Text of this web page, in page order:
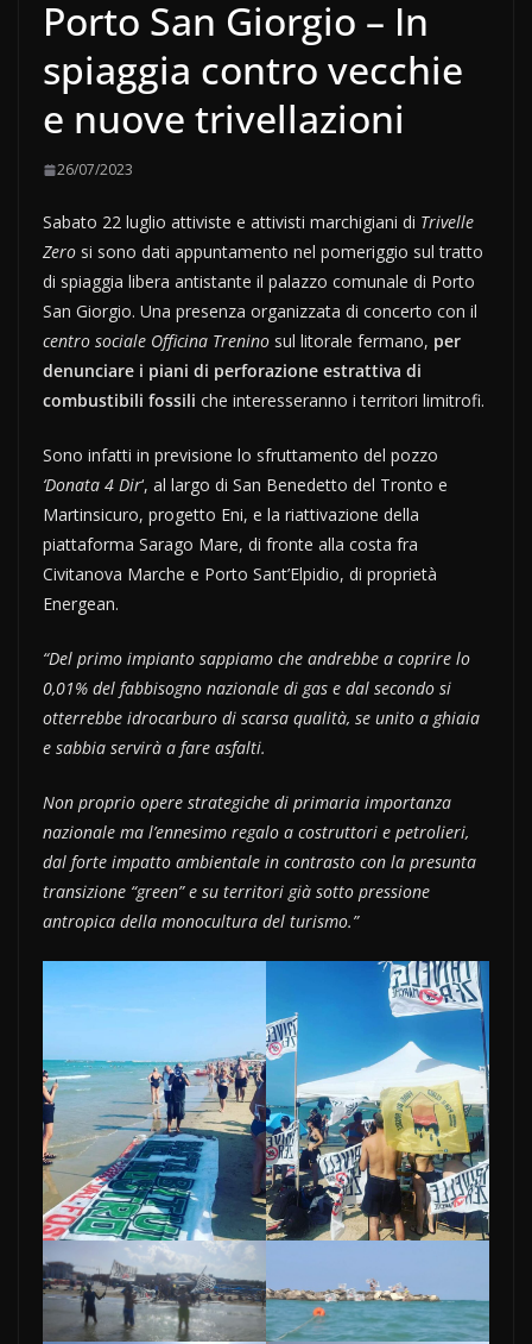
Porto San Giorgio – In
spiaggia contro vecchie
e nuove trivellazioni
26/07/2023
Sabato 22 luglio attiviste e attivisti marchigiani di Trivelle
Zero si sono dati appuntamento nel pomeriggio sul tratto
di spiaggia libera antistante il palazzo comunale di Porto
San Giorgio. Una presenza organizzata di concerto con il
centro sociale Officina Trenino sul litorale fermano, per
denunciare i piani di perforazione estrattiva di
combustibili fossili che interesseranno i territori limitrofi.
Sono infatti in previsione lo sfruttamento del pozzo
‘Donata 4 Dir‘, al largo di San Benedetto del Tronto e
Martinsicuro, progetto Eni, e la riattivazione della
piattaforma Sarago Mare, di fronte alla costa fra
Civitanova Marche e Porto Sant’Elpidio, di proprietà
Energean.
“Del primo impianto sappiamo che andrebbe a coprire lo
0,01% del fabbisogno nazionale di gas e dal secondo si
otterrebbe idrocarburo di scarsa qualità, se unito a ghiaia
e sabbia servirà a fare asfalti.
Non proprio opere strategiche di primaria importanza
nazionale ma l’ennesimo regalo a costruttori e petrolieri,
dal forte impatto ambientale in contrasto con la presunta
transizione “green” e su territori già sotto pressione
antropica della monocultura del turismo.”